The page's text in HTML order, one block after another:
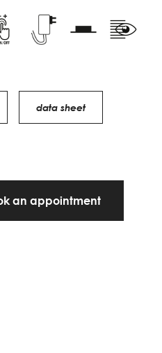
data sheet
an appointment